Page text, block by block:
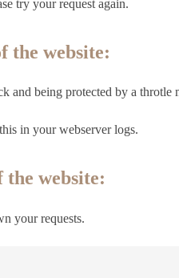
try your request again.
the website:
and being protected by a throtle
in your webserver logs.
website:
your requests.